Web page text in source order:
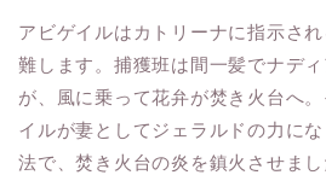
アビゲイルはカトリーナに指示さ
難します。捕獲班は間一髪でナデ
が、風に乗って花弁が焚き火台へ
イルが妻としてジェラルドの力に
法で、焚き火台の炎を鎮火させま